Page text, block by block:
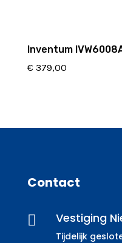
Inventum
€ 379,00
Contact
 Vestiging
Tijdelijk